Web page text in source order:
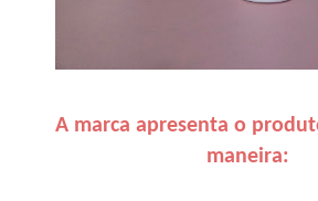
A marca apresenta o
maneira: